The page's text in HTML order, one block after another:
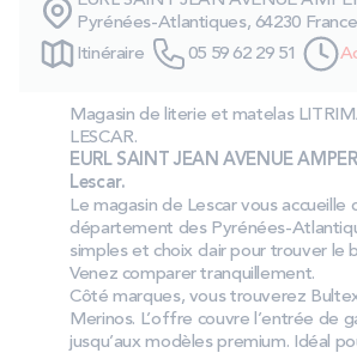
PROMOS
Nos engagements
Storelocator
Contact
Mon
Pyrénées-Atlantiques, 64230 France
Itinéraire
05 59 62 29 51
Magasin de literie et matelas
LESCAR.
EURL SAINT JEAN AVENUE
Lescar.
Le magasin de Lescar vous accueille
département des
simples et choix clair pour trouver le
Venez comparer tranquillement.
Côté marques, vous trouverez
Merinos. L’offre couvre l’entrée de
jusqu’aux modèles premium. Idéal